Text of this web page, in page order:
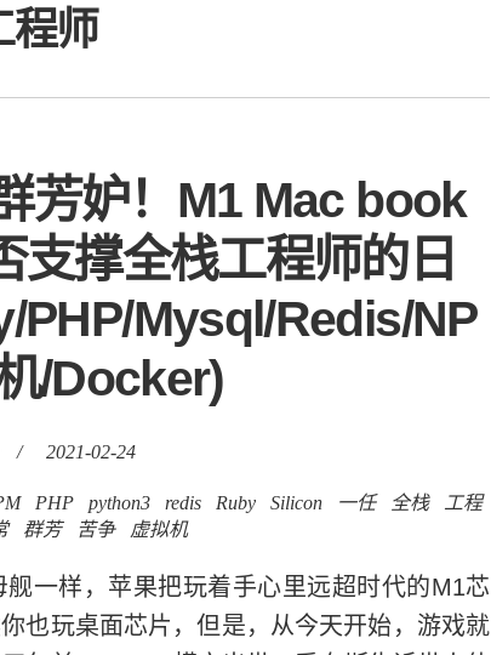
程师
芳妒！M1 Mac book
撑全栈工程师的日
PHP/Mysql/Redis/NP
/Docker)
/ 2021-02-24
PHP python3 redis Ruby Silicon 一任 全栈
工程
群芳 苦争 虚拟机
一样，苹果把玩着手心里远超时代的M1芯
也玩桌面芯片，但是，从今天开始，游戏就